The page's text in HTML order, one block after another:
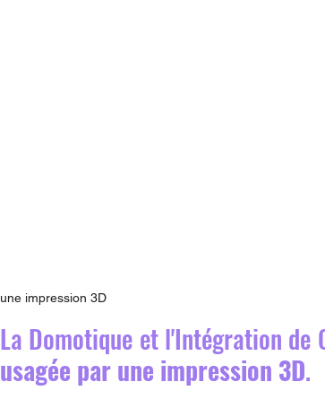
une impression 3D
La Domotique et l'Intégration de
usagée par une impression 3D.